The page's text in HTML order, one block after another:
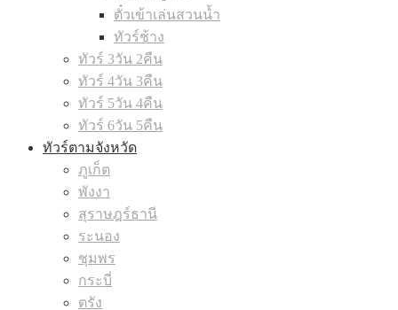
ตั๋วเข้าเล่นสวนน้ำ
ทัวร์ช้าง
ทัวร์ 3วัน 2คืน
ทัวร์ 4วัน 3คืน
ทัวร์ 5วัน 4คืน
ทัวร์ 6วัน 5คืน
ทัวร์ตามจังหวัด
ภูเก็ต
พังงา
สุราษฎร์ธานี
ระนอง
ชุมพร
กระบี่
ตรัง